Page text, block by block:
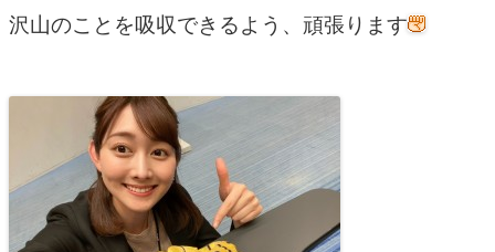
沢山のことを吸収できるよう、頑張ります